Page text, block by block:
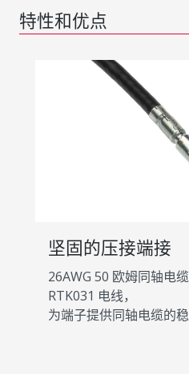
特性和优点
坚固的压接端接
26AWG 50 欧姆同轴电
RTK031 电线，
为端子提供同轴电缆的稳